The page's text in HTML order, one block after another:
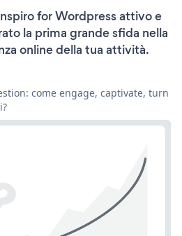
for Wordpress attivo e
la prima grande sfida nella
online della tua attività.
come engage, captivate, turn